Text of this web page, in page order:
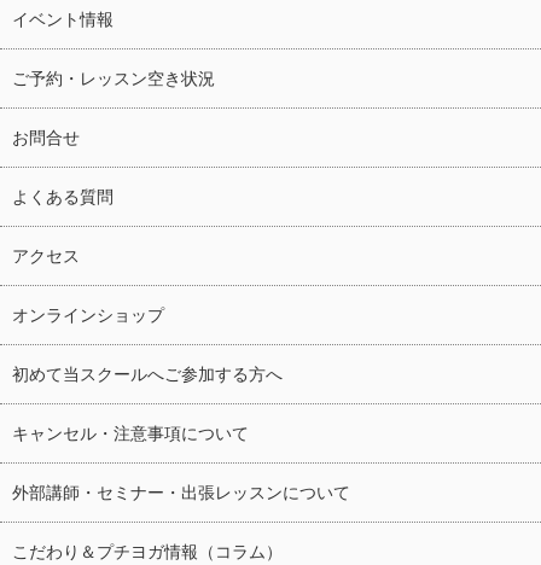
イベント情報
ご予約・レッスン空き状況
お問合せ
よくある質問
アクセス
オンラインショップ
初めて当スクールへご参加する方へ
キャンセル・注意事項について
外部講師・セミナー・出張レッスンについて
こだわり＆プチヨガ情報（コラム）